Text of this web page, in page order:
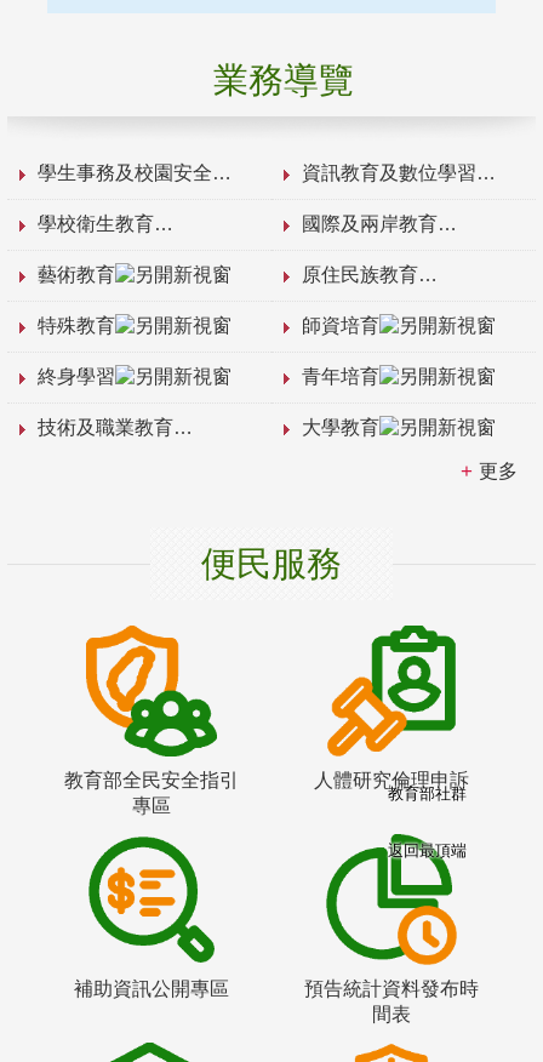
業務導覽
學生事務及校園安全 資訊教育及數位學習
學校衛生教育 國際及兩岸教育
藝術教育 原住民族教育
特殊教育 師資培育
終身學習 青年培育
技術及職業教育 大學教育
更多
便民服務
教育部全民安全指引
專區
人體研究倫理申訴
補助資訊公開專區
預告統計資料發布時
間表
教育部社群
返回最頂端